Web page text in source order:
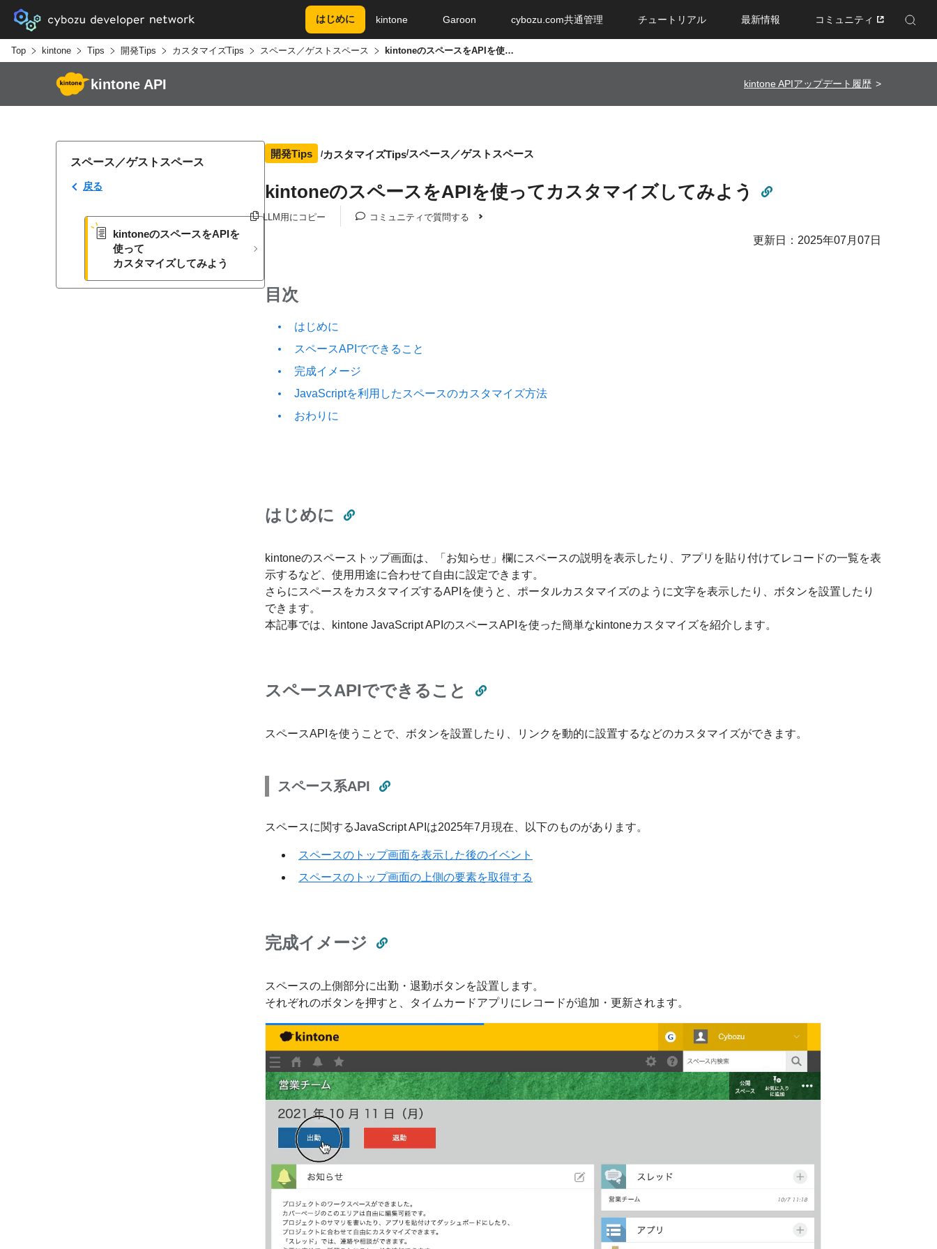
はじめに kintone Garoon cybozu.com共通管理 チュートリアル 最新情報 コミュニティ
Enhanced by Google
Top kintone Tips 開発Tips カスタマイズTips スペース／ゲストスペース kintoneのスペースをAPIを使ってカスタマイズしてみよう
kintone API kintone APIアップデート履歴
スペース／ゲストスペース
戻る
kintoneの​スペースを​APIを​
使って​
カスタマイズしてみよう
開発Tips カスタマイズTipsスペース／ゲストスペース
kintoneのスペースをAPIを使ってカスタマイズしてみよう
LLM用にコピー コミュニティで質問する
更新日：2025年07月07日
目次
はじめに
スペースAPIでできること
完成イメージ
JavaScriptを利用したスペースのカスタマイズ方法
おわりに
はじめに
kintoneのスペーストップ画面は、「お知らせ」欄にスペースの説明を表示したり、アプリを貼り付けてレコードの一覧を表
示するなど、使用用途に合わせて自由に設定できます。
さらにスペースをカスタマイズするAPIを使うと、ポータルカスタマイズのように文字を表示したり、ボタンを設置したり
できます。
本記事では、kintone JavaScript APIのスペースAPIを使った簡単なkintoneカスタマイズを紹介します。
スペースAPIでできること
スペースAPIを使うことで、ボタンを設置したり、リンクを動的に設置するなどのカスタマイズができます。
スペース系API
スペースに関するJavaScript APIは2025年7月現在、以下のものがあります。
スペースのトップ画面を表示した後のイベント
スペースのトップ画面の上側の要素を取得する
完成イメージ
スペースの上側部分に出勤・退勤ボタンを設置します。
それぞれのボタンを押すと、タイムカードアプリにレコードが追加・更新されます。